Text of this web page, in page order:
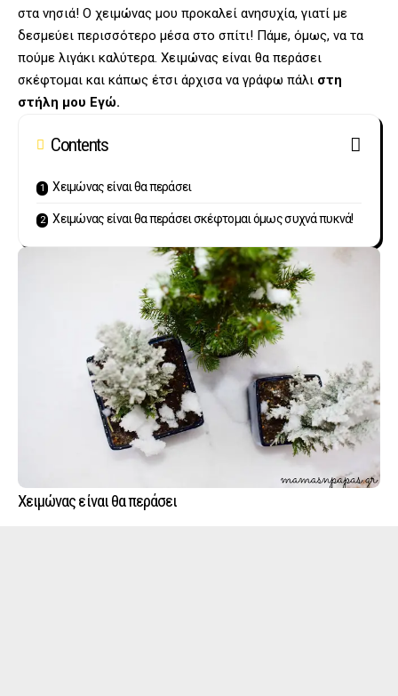
στα νησιά! Ο χειμώνας μου προκαλεί ανησυχία, γιατί με
δεσμεύει περισσότερο μέσα στο σπίτι! Πάμε, όμως, να τα
πούμε λιγάκι καλύτερα. Χειμώνας είναι θα περάσει
σκέφτομαι και κάπως έτσι άρχισα να γράφω πάλι στη
στήλη μου Εγώ.
Contents
Χειμώνας είναι θα περάσει
Χειμώνας είναι θα περάσει σκέφτομαι όμως συχνά πυκνά!
Χειμώνας είναι θα περάσει